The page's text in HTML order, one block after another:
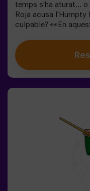
temps s'ha aturat... o
Roja acusa l'Humpty
culpable? 👀En
enigmes absurds
Enfrontar-te a
Reina de Cors!).🔹
❗Menors de 14
acompanyant.Opció
les condicions).